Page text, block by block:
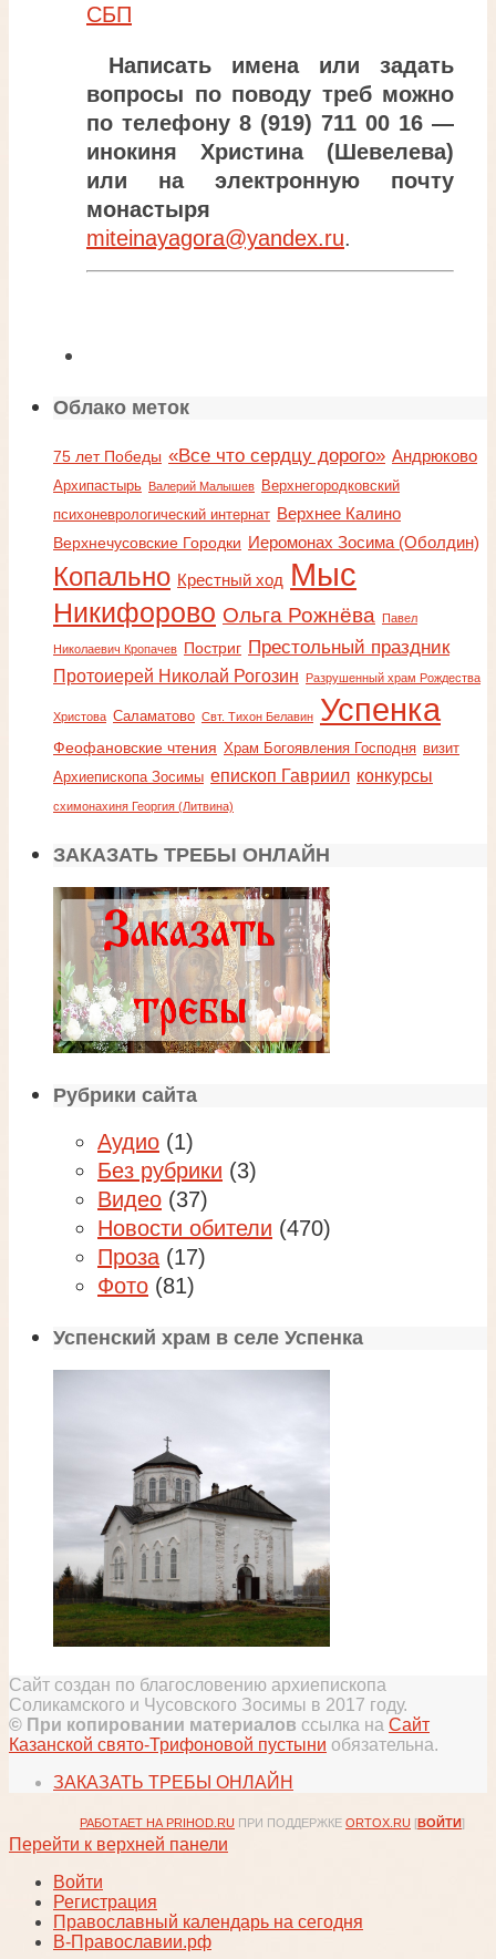
СБП
Написать имена или задать
вопросы по поводу треб можно
по телефону 8 (919) 711 00 16 —
инокиня Христина (Шевелева)
или на электронную почту
монастыря
miteinayagora@yandex.ru.
Облако меток
75 лет Победы «Все что сердцу дорого» Андрюково
Архипастырь Валерий Малышев
Верхнегородковский
психоневрологический интернат Верхнее Калино
Верхнечусовские Городки Иеромонах Зосима (Оболдин)
Копально Крестный ход Мыс
Никифорово Ольга Рожнёва Павел
Николаевич Кропачев Постриг Престольный праздник
Протоиерей Николай Рогозин Разрушенный храм Рождества
Христова Саламатово Свт. Тихон Белавин Успенка
Феофановские чтения Храм Богоявления Господня визит
Архиепископа Зосимы епископ Гавриил конкурсы
схимонахиня Георгия (Литвина)
ЗАКАЗАТЬ ТРЕБЫ ОНЛАЙН
Рубрики сайта
Аудио (1)
Без рубрики (3)
Видео (37)
Новости обители (470)
Проза (17)
Фото (81)
Успенский храм в селе Успенка
Сайт создан по благословению архиепископа
Соликамского и Чусовского Зосимы в 2017 году.
© При копировании материалов ссылка на Сайт
Казанской свято-Трифоновой пустыни обязательна.
ЗАКАЗАТЬ ТРЕБЫ ОНЛАЙН
РАБОТАЕТ НА PRIHOD.RU ПРИ ПОДДЕРЖКЕ ORTOX.RU [ВОЙТИ]
Перейти к верхней панели
Войти
Регистрация
Православный календарь на сегодня
В-Православии.рф